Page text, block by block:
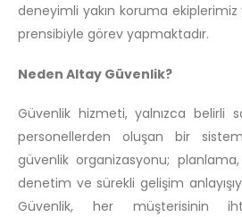
deneyimli yakın koruma
prensibiyle görev yapmaktadır.
Neden Altay Güvenlik?
Güvenlik hizmeti, yalnızca belirli
personellerden oluşan bir
güvenlik organizasyonu;
denetim ve sürekli gelişim
Güvenlik, her müşterisinin